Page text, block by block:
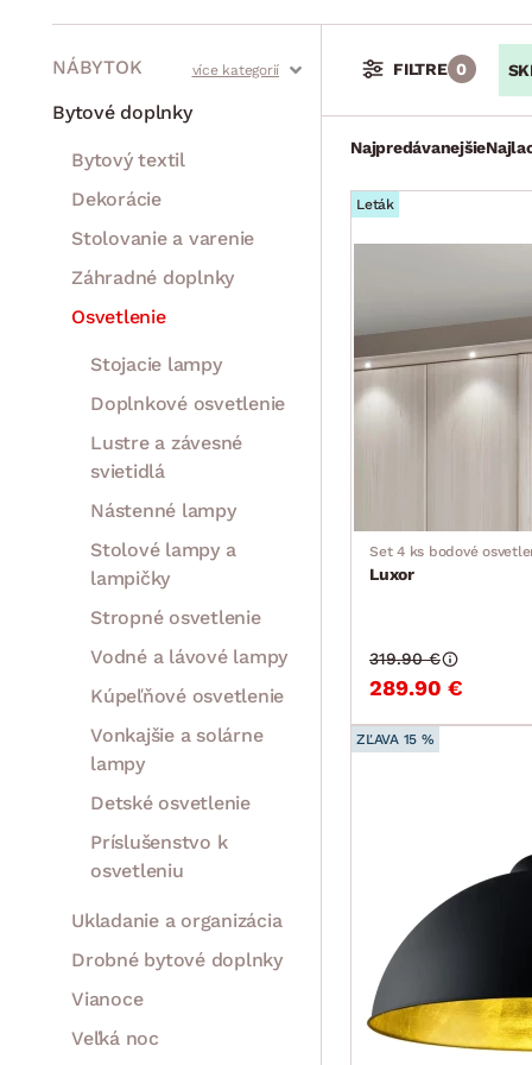
NÁBYTOK
Stoly a stolíky
Kreslá a sedenia
Stoličky a lavice
Postele
Šatníkové skrine
Rošty
Matrace
Komody, skrinky a vitríny
Bytové doplnky
Bytový textil
Dekorácie
Stolovanie a varenie
Záhradné doplnky
Osvetlenie
Stojacie lampy
Doplnkové osvetlenie
Lustre a závesné
svietidlá
Nástenné lampy
Stolové lampy a
lampičky
Stropné osvetlenie
Vodné a lávové lampy
Kúpeľňové osvetlenie
Vonkajšie a solárne
lampy
Detské osvetlenie
Príslušenstvo k
osvetleniu
Ukladanie a organizácia
Drobné bytové doplnky
Vianoce
Veľká noc
FILTRE 0
Najpredávanejšie
Leták
Set 4 ks bodové
Luxor
289.90 €
319.90 €
ZĽAVA 15 %